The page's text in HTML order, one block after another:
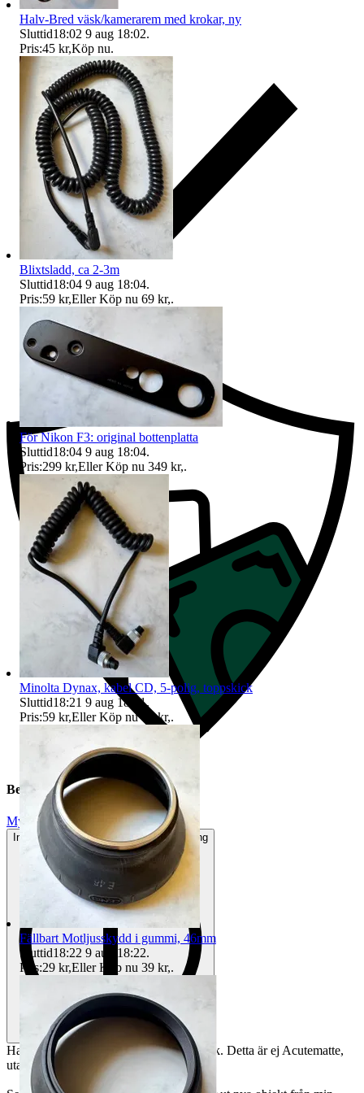
Ersättning om du inte får din vara
Beskrivning
Mycket gott skick
Inga eller minimala tecken på användning
Hasselblad mattskiva, standard, toppskick. Detta är ej Acutematte,
utan den tidigare.
Halv-Bred väsk/kamerarem med krokar, ny
Sluttid18:02 9 aug 18:02.
Pris:45 kr,Köp nu.
Blixtsladd, ca 2-3m
Sluttid18:04 9 aug 18:04.
Pris:59 kr,Eller Köp nu 69 kr,.
För Nikon F3: original bottenplatta
Sluttid18:04 9 aug 18:04.
Pris:299 kr,Eller Köp nu 349 kr,.
Minolta Dynax, kabel CD, 5-polig, toppskick
Sluttid18:21 9 aug 18:21.
Pris:59 kr,Eller Köp nu 79 kr,.
Fällbart Motljusskydd i gummi, 46mm
Sluttid18:22 9 aug 18:22.
Pris:29 kr,Eller Köp nu 39 kr,.